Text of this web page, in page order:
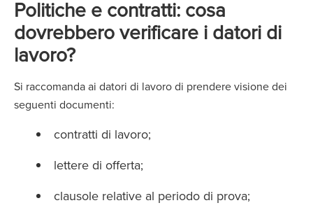
Politiche e contratti: cosa
dovrebbero verificare i datori di
lavoro?
Si raccomanda ai datori di lavoro di prendere visione dei
seguenti documenti:
contratti di lavoro;
lettere di offerta;
clausole relative al periodo di prova;